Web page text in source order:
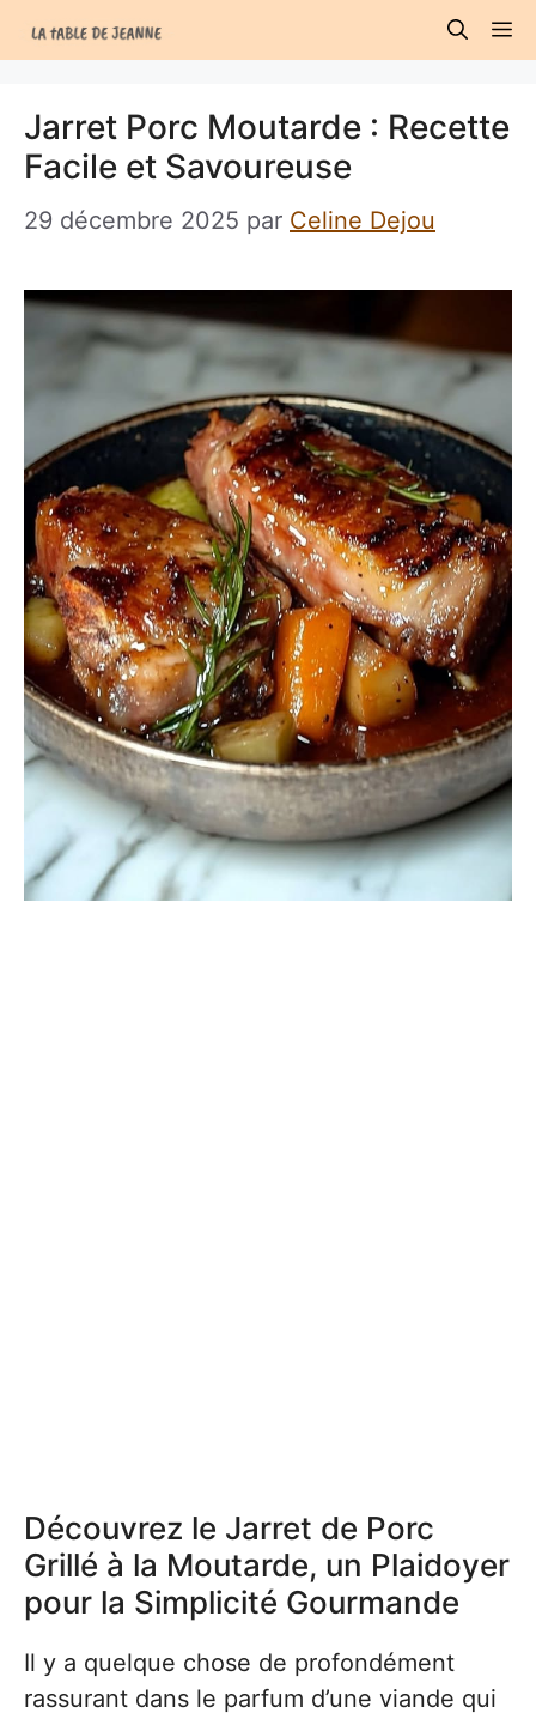
au
Jarret Porc Moutarde : Recette
Facile et Savoureuse
29 décembre 2025 par Celine Dejou
Découvrez le Jarret de Porc
Grillé à la Moutarde, un Plaidoyer
pour la Simplicité Gourmande
Il y a quelque chose de profondément
rassurant dans le parfum d’une viande qui